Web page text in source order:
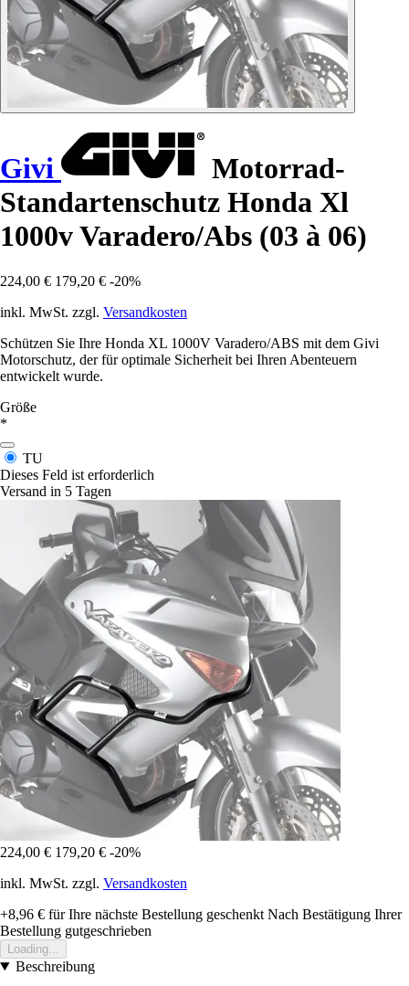
Givi
Motorrad-
Standartenschutz Honda Xl
1000v Varadero/Abs (03 à 06)
224,00 € 179,20 € -20%
inkl. MwSt. zzgl. Versandkosten
Schützen Sie Ihre Honda XL 1000V Varadero/ABS mit dem Givi
Motorschutz, der für optimale Sicherheit bei Ihren Abenteuern
entwickelt wurde.
Größe
*
TU
Dieses Feld ist erforderlich
Versand in 5 Tagen
224,00 € 179,20 € -20%
inkl. MwSt. zzgl. Versandkosten
+8,96 € für Ihre nächste Bestellung geschenkt Nach Bestätigung Ihrer
Bestellung gutgeschrieben
Loading...
Beschreibung